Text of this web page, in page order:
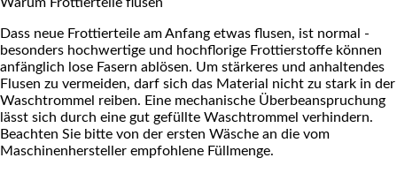
Dass neue Frottierteile am Anfang etwas flusen, ist normal -
besonders hochwertige und hochflorige Frottierstoffe können
anfänglich lose Fasern ablösen. Um stärkeres und anhaltendes
Flusen zu vermeiden, darf sich das Material nicht zu stark in der
Waschtrommel reiben. Eine mechanische Überbeanspruchung
lässt sich durch eine gut gefüllte Waschtrommel verhindern.
Beachten Sie bitte von der ersten Wäsche an die vom
Maschinenhersteller empfohlene Füllmenge.